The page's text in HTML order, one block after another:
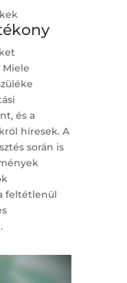
és a
híresek. A
során is
feltétlenül